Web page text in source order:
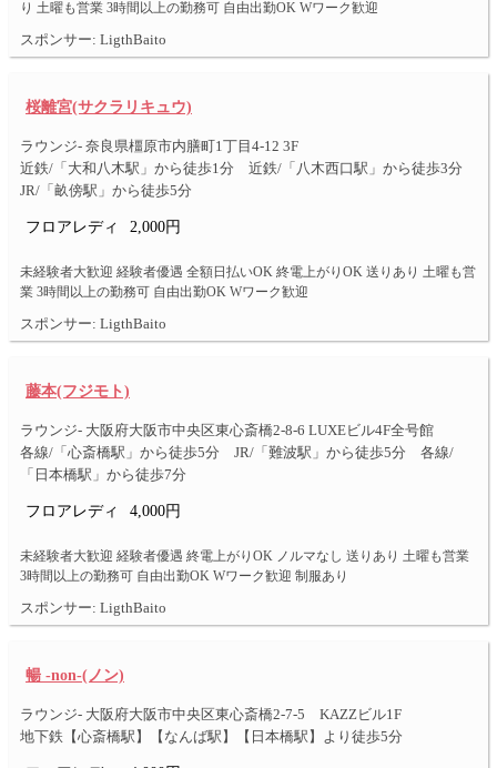
り 土曜も営業 3時間以上の勤務可 自由出勤OK Wワーク歓迎
スポンサー: LigthBaito
桜離宮(サクラリキュウ)
ラウンジ- 奈良県橿原市内膳町1丁目4-12 3F
近鉄/「大和八木駅」から徒歩1分 近鉄/「八木西口駅」から徒歩3分
JR/「畝傍駅」から徒歩5分
フロアレディ 2,000円
未経験者大歓迎 経験者優遇 全額日払いOK 終電上がりOK 送りあり 土曜も営
業 3時間以上の勤務可 自由出勤OK Wワーク歓迎
スポンサー: LigthBaito
藤本(フジモト)
ラウンジ- 大阪府大阪市中央区東心斎橋2-8-6 LUXEビル4F全号館
各線/「心斎橋駅」から徒歩5分 JR/「難波駅」から徒歩5分 各線/
「日本橋駅」から徒歩7分
フロアレディ 4,000円
未経験者大歓迎 経験者優遇 終電上がりOK ノルマなし 送りあり 土曜も営業
3時間以上の勤務可 自由出勤OK Wワーク歓迎 制服あり
スポンサー: LigthBaito
暢 -non-(ノン)
ラウンジ- 大阪府大阪市中央区東心斎橋2-7-5 KAZZビル1F
地下鉄【心斎橋駅】【なんば駅】【日本橋駅】より徒歩5分